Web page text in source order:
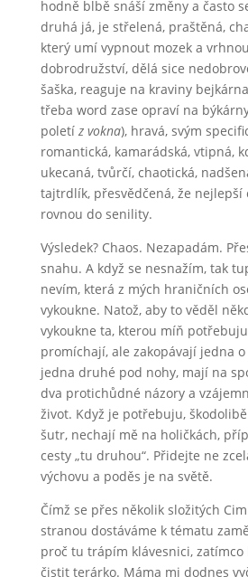
hodně blbě snáší změny a často
druhá já, je střelená, praštěná,
který umí vypnout mozek a
dobrodružství, dělá sice
šaška, reaguje na kraviny
třeba word zase opraví na
poletí z vokna), hravá, svým
romantická, kamarádská, vtipná,
ukecaná, tvůrčí, chaotická,
tajtrdlík, přesvědčená, že nejlepší
rovnou do senility.
Výsledek? Chaos. Nezapadám.
snahu. A když se nesnažím, tak
nevím, která z mých hraničních
vykoukne. Natož, aby to věděl
vykoukne ta, kterou míň
promíchají, ale zakopávají jedna
jedna druhé pod nohy, mají na
dva protichůdné názory a
život. Když je potřebuju,
šutr, nechají mě na holičkách,
cesty „tu druhou“. Přidejte ne
výchovu a poděs je na světě.
Čímž se přes několik složitých
stranou dostáváme k tématu
proč tu trápím klávesnici, zatímco
čistit terárko. Máma mi dodnes